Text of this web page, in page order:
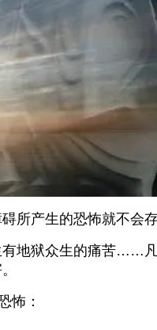
产生的恐怖就不会存
地狱众生的痛苦……
怖：